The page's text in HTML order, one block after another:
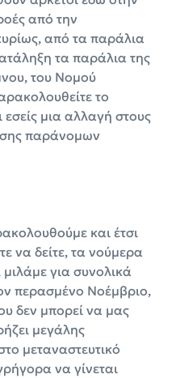
από την
από τα παράλια
τα παράλια της
του Νομού
το
εσείς μια αλλαγή στους
παράνομων
και έτσι
να δείτε, τα νούμερα
για συνολικά
περασμένο Νοέμβριο,
δεν μπορεί να μας
μεγάλης
μεταναστευτικό
να γίνεται